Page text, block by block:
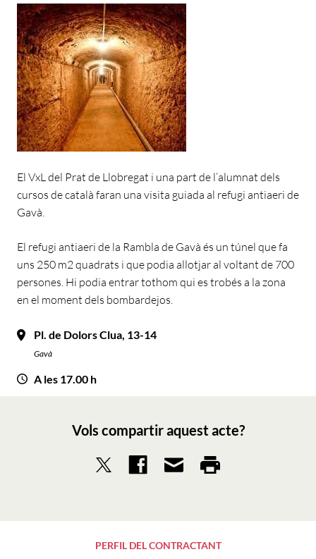
El VxL del Prat de Llobregat i una part de l’alumnat dels
cursos de català faran una visita guiada al refugi antiaeri de
Gavà.
El refugi antiaeri de la Rambla de Gavà és un túnel que fa
uns 250 m2 quadrats i que podia allotjar al voltant de 700
persones. Hi podia entrar tothom qui es trobés a la zona
en el moment dels bombardejos.
Pl. de Dolors Clua, 13-14
Gavà
A les 17.00 h
Vols compartir aquest acte?
PERFIL DEL CONTRACTANT